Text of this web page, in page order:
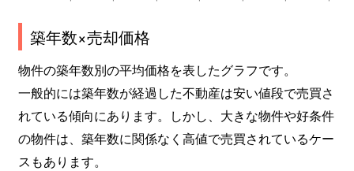
築年数×売却価格
物件の築年数別の平均価格を表したグラフです。
一般的には築年数が経過した不動産は安い値段で売買さ
れている傾向にあります。しかし、大きな物件や好条件
の物件は、築年数に関係なく高値で売買されているケー
スもあります。